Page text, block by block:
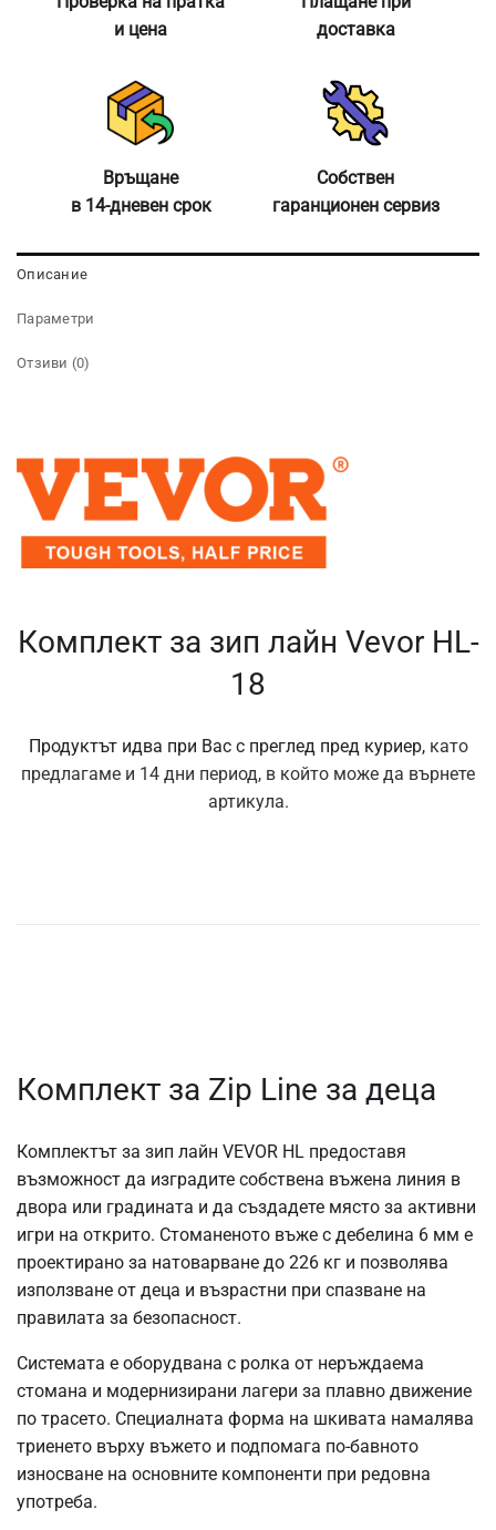
и цена
доставка
Връщане
в 14-дневен срок
Собствен
гаранционен сервиз
Описание
Параметри
Отзиви (0)
Комплект за зип лайн Vevor HL-
18
Продуктът идва при Вас с преглед пред куриер, като
предлагаме и 14 дни период, в който може да върнете
артикула.
Комплект за Zip Line за деца
Комплектът за зип лайн VEVOR HL предоставя
възможност да изградите собствена въжена линия в
двора или градината и да създадете място за активни
игри на открито. Стоманеното въже с дебелина 6 мм е
проектирано за натоварване до 226 кг и позволява
използване от деца и възрастни при спазване на
правилата за безопасност.
Системата е оборудвана с ролка от неръждаема
стомана и модернизирани лагери за плавно движение
по трасето. Специалната форма на шкивата намалява
триенето върху въжето и подпомага по-бавното
износване на основните компоненти при редовна
употреба.